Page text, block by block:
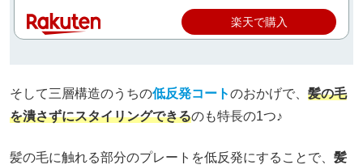
楽天で購入
そして三層構造のうちの低反発コートのおかげで、 髪の毛
を潰さずにスタイリングできるのも特長の1つ♪
髪の毛に触れる部分のプレートを低反発にすることで、 髪